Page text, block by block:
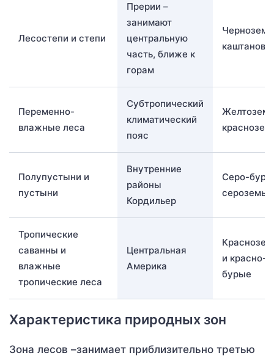
Лесостепи и степи
Прерии –
занимают
центральную
часть, ближе к
горам
Переменно-
влажные леса
Субтропический
климатический
пояс
Полупустыни и
пустыни
Внутренние
районы
Кордильер
Серо-
сероземы
Тропические
саванны и
влажные
тропические леса
Центральная
Америка
и красно-
бурые
Характеристика природных зон
Зона лесов –занимает приблизительно третью